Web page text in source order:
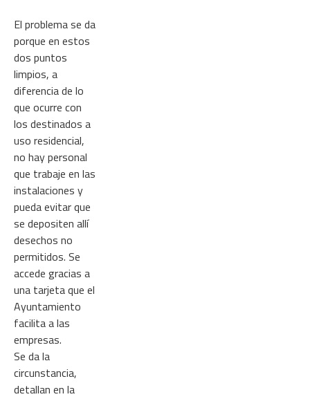
El problema se da
porque en estos
dos puntos
limpios, a
diferencia de lo
que ocurre con
los destinados a
uso residencial,
no hay personal
que trabaje en las
instalaciones y
pueda evitar que
se depositen allí
desechos no
permitidos. Se
accede gracias a
una tarjeta que el
Ayuntamiento
facilita a las
empresas.
Se da la
circunstancia,
detallan en la